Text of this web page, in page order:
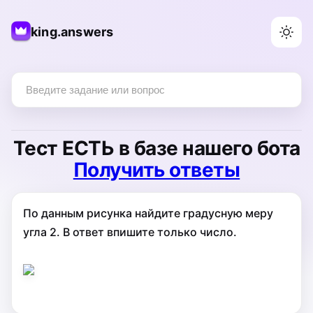
king.answers
Тест ЕСТЬ в базе нашего бота
Получить ответы
По данным рисунка найдите градусную меру
угла 2. В ответ впишите только число.